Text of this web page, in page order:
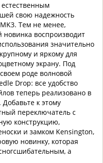
естественным
свою надежность
Тем не менее,
новинка воспроизводит
значительно
и яркому для
экрану. Под
роде волновой
Drop: все удобство
теперь реализовано в
к этому
переключатель с
конструкцию,
и замком Kensington,
новинку, которая
а